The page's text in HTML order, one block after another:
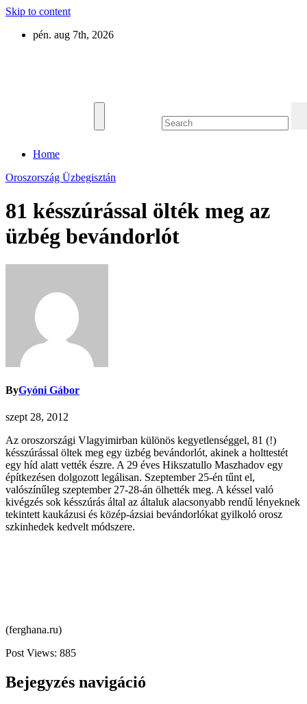
Skip to content
pén. aug 7th, 2026
Home
Oroszország Üzbegisztán
81 késszúrással ölték meg az
üzbég bevándorlót
ByGyóni Gábor
szept 28, 2012
Az oroszországi Vlagyimirban különös kegyetlenséggel, 81 (!)
késszúrással öltek meg egy üzbég bevándorlót, akinek a holttestét
egy híd alatt vették észre. A 29 éves Hikszatullo Maszhadov egy
építkezésen dolgozott legálisan. Szeptember 25-én tűnt el,
valószínűleg szeptember 27-28-án ölhették meg. A késsel való
kivégzés sok késszúrás által az általuk alacsonyabb rendű lényeknek
tekintett kaukázusi és közép-ázsiai bevándorlókat gyilkoló orosz
szkinhedek kedvelt módszere.
(ferghana.ru)
Post Views: 885
Bejegyzés navigáció